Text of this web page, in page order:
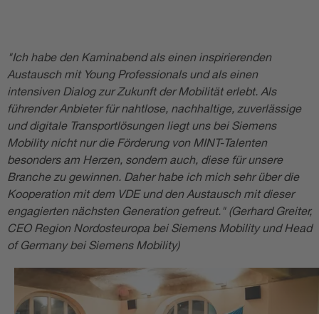
"Ich habe den Kaminabend als einen inspirierenden
Austausch mit Young Professionals und als einen
intensiven Dialog zur Zukunft der Mobilität erlebt. Als
führender Anbieter für nahtlose, nachhaltige, zuverlässige
und digitale Transportlösungen liegt uns bei Siemens
Mobility nicht nur die Förderung von MINT-Talenten
besonders am Herzen, sondern auch, diese für unsere
Branche zu gewinnen. Daher habe ich mich sehr über die
Kooperation mit dem VDE und den Austausch mit dieser
engagierten nächsten Generation gefreut." (Gerhard Greiter,
CEO Region Nordosteuropa bei Siemens Mobility und Head
of Germany bei Siemens Mobility)